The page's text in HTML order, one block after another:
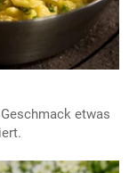
etwas